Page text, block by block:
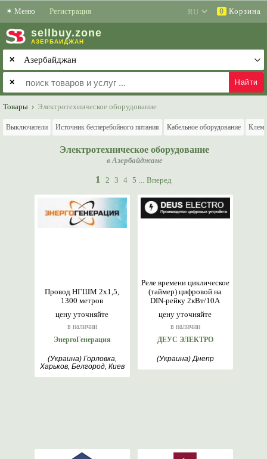
✶ Меню Регистрация 0 Корзина
sell buy.zone
АЗЕРБАЙДЖАН
✕
✕
Товары › Электротехническое оборудование
Выключатели Источник бесперебойного питания Кабельное оборудование
Электротехническое оборудование
в Азербайджане
1 2 3 4 5 ... Вперед
цену уточняйте
в наличии
Провод НГШМ 2х1,5,
1300 метров
ЭнергоГенерация
(Украина) Горловка,
Харьков, Белгород, Киев
цену уточняйте
в наличии
Реле времени циклическое
(таймер) цифровой на
DIN-рейку 2кВт/10А
ДЕУС ЭЛЕКТРО
(Украина) Днепр